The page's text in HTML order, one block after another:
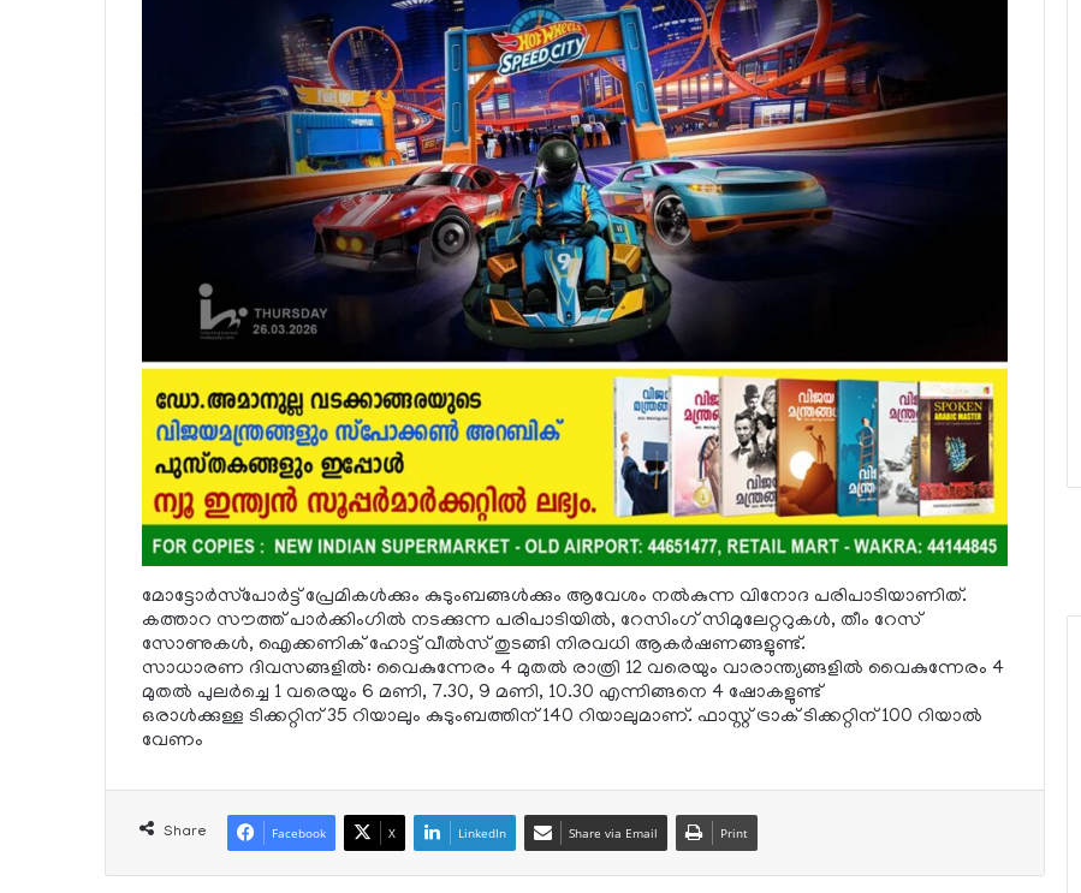
മോട്ടോര്‍സ്‌പോര്‍ട്ട് പ്രേമികള്‍ക്കും കുടുംബങ്ങള്‍ക്കും ആവേശം നല്‍കുന്ന വിനോദ പരിപാടിയാണിത്.
കത്താറ സൗത്ത് പാര്‍ക്കിംഗില്‍ നടക്കുന്ന പരിപാടിയില്‍, റേസിംഗ് സിമുലേറ്ററുകള്‍, തീം റേസ്
സോണുകള്‍, ഐക്കണിക് ഹോട്ട് വീല്‍സ് തുടങ്ങി നിരവധി ആകര്‍ഷണങ്ങളുണ്ട്.
സാധാരണ ദിവസങ്ങളില്‍: വൈകുന്നേരം 4 മുതല്‍ രാത്രി 12 വരെയും വാരാന്ത്യങ്ങളില്‍ വൈകുന്നേരം 4
മുതല്‍ പുലര്‍ച്ചെ 1 വരെയും 6 മണി, 7.30, 9 മണി, 10.30 എന്നിങ്ങനെ 4 ഷോകളുണ്ട്
ഒരാള്‍ക്കുള്ള ടിക്കറ്റിന് 35 റിയാലും കുടുംബത്തിന് 140 റിയാലുമാണ്. ഫാസ്റ്റ് ട്രാക് ടിക്കറ്റിന് 100 റിയാല്‍
വേണം
Share Facebook X LinkedIn Share via Email Print